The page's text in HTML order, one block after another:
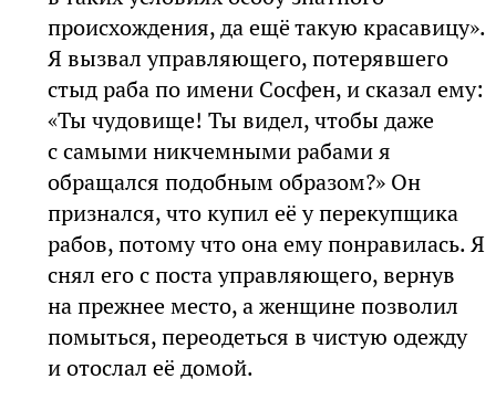
происхождения, да ещё такую красавицу».
Я вызвал управляющего, потерявшего
стыд раба по имени Сосфен, и сказал ему:
«Ты чудовище! Ты видел, чтобы даже
с самыми никчемными рабами я
обращался подобным образом?» Он
признался, что купил её у перекупщика
рабов, потому что она ему понравилась. Я
снял его с поста управляющего, вернув
на прежнее место, а женщине позволил
помыться, переодеться в чистую одежду
и отослал её домой.